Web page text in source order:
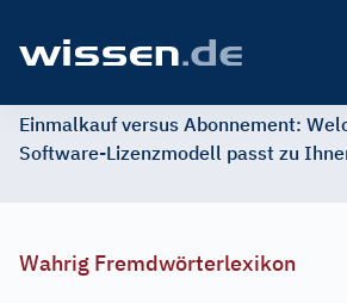
Einmalkauf versus Abonnement:
Software-Lizenzmodell passt zu
Wahrig Fremdwörterlexikon